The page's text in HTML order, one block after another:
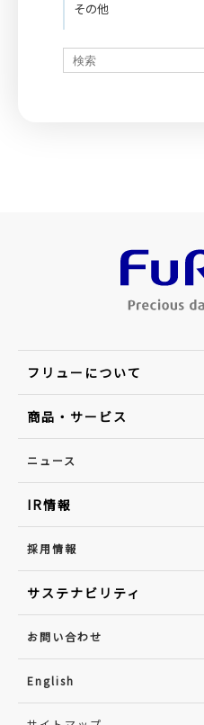
その他
フリューについて
商品・サービス
ニュース
IR情報
採用情報
サステナビリティ
お問い合わせ
English